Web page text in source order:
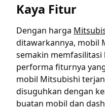
Kaya Fitur
Dengan harga
ditawarkannya, mobil
semakin
performa fiturnya
mobil Mitsubishi
disuguhkan dengan
buatan mobil dan